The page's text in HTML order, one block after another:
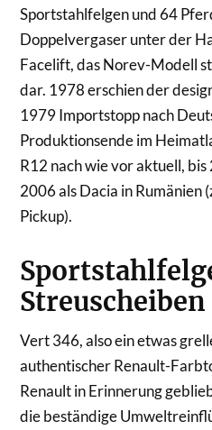
Sportstahlfelgen und 64
Doppelvergaser unter der
Facelift, das Norev-Modell
dar. 1978 erschien der
1979 Importstopp nach
Produktionsende im
R12 nach wie vor aktuell,
2006 als Dacia in Rumänien
Pickup).
Streuscheiben
Vert 346, also ein etwas
authentischer Renault-
Renault in Erinnerung
die beständige